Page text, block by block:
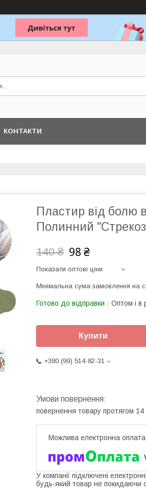
КОНТАКТИ
Пластир від болю
Полинний
140 ₴ 98 ₴
Показати оптові ціни
Мінімальна сума замовлення на
Готово до відправки Оптом і в
Купити
+380 (99) 514-82-31
повернення товару протягом 14
У компанії підключені
будь-який товар не покидаючи